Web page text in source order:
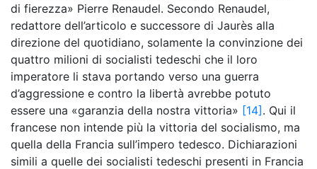
di fierezza» Pierre Renaudel. Secondo Renaudel,
redattore dell’articolo e successore di Jaurès alla
direzione del quotidiano, solamente la convinzione dei
quattro milioni di socialisti tedeschi che il loro
imperatore li stava portando verso una guerra
d’aggressione e contro la libertà avrebbe potuto
essere una «garanzia della nostra vittoria» [14]. Qui il
francese non intende più la vittoria del socialismo, ma
quella della Francia sull’impero tedesco. Dichiarazioni
simili a quelle dei socialisti tedeschi presenti in Francia